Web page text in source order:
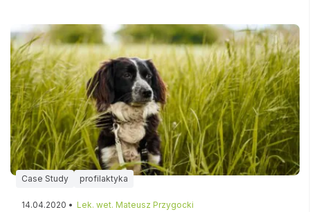
Case Study profilaktyka
14.04.2020 • Lek. wet. Mateusz Przygocki